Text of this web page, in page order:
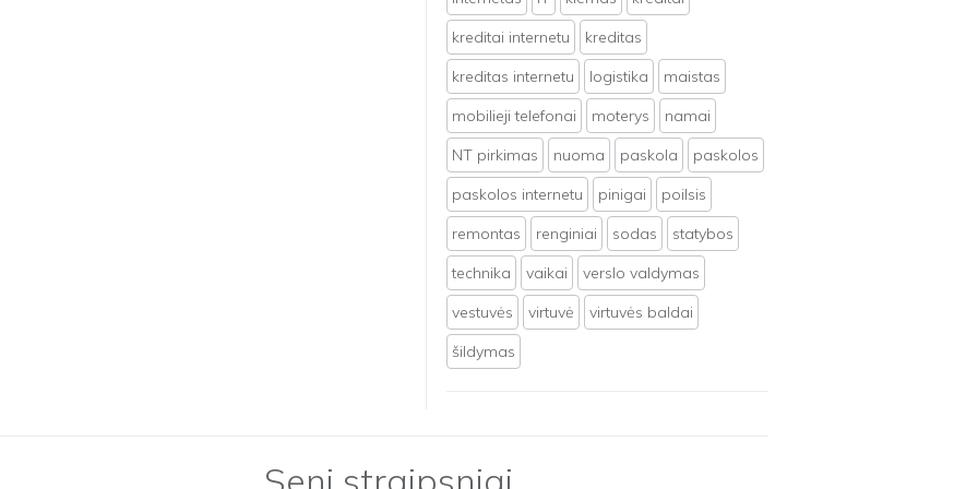
kreditai internetu
kreditas
kreditas internetu
logistika
maistas
mobilieji telefonai
moterys
namai
NT pirkimas
nuoma paskola
paskolos
paskolos internetu
pinigai
poilsis
remontas
renginiai sodas
statybos
technika
vaikai
verslo valdymas
vestuvės
virtuvė
virtuvės baldai
šildymas
Seni straipsniai